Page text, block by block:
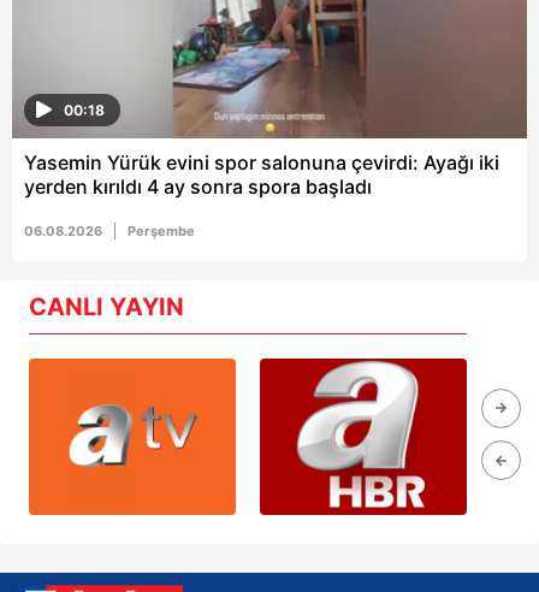
00:18
Yasemin Yürük evini spor salonuna çevirdi: Ayağı iki
yerden kırıldı 4 ay sonra spora başladı
06.08.2026 Perşembe
CANLI YAYIN